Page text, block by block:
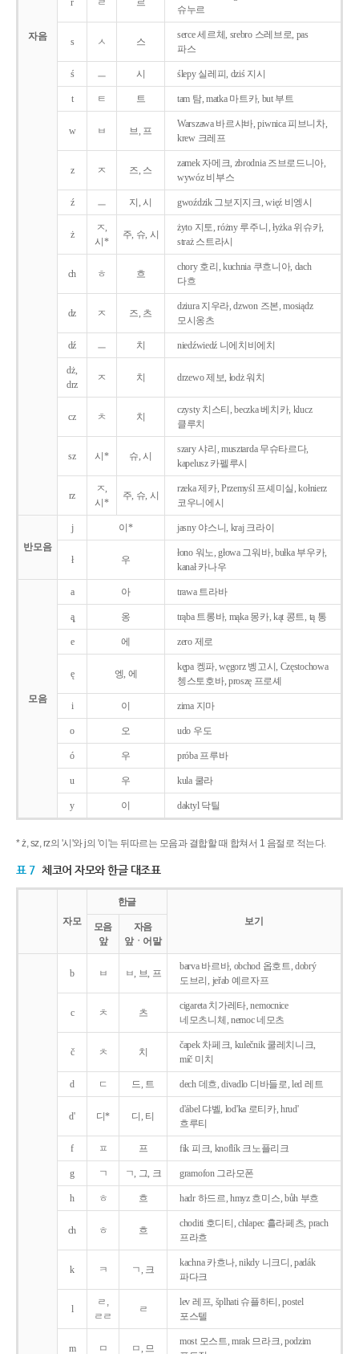
자음
r ㄹ 르
슈누르
s ㅅ 스
serce 세르체, srebro 스레브로, pas
파스
ś ㅡ 시 ślepy 실레피, dziś 지시
t ㅌ 트 tam 탐, matka 마트카, but 부트
w ㅂ 브, 프
Warszawa 바르샤바, piwnica 피브니차,
krew 크레프
z ㅈ 즈, 스
zamek 자메크, zbrodnia 즈브로드니아,
wywóz 비부스
ź ㅡ 지, 시 gwoździk 그보지지크, więź 비엥시
ż
ㅈ,
시*
주, 슈, 시
żyto 지토, różny 루주니, łyżka 위슈카,
straż 스트라시
ch ㅎ 흐
chory 호리, kuchnia 쿠흐니아, dach
다흐
dz ㅈ 즈, 츠
dziura 지우라, dzwon 즈본, mosiądz
모시옹츠
dź ㅡ 치 niedźwiedź 니에치비에치
dż,
drz
ㅈ 치 drzewo 제보, łodż 워치
cz ㅊ 치
czysty 치스티, beczka 베치카, klucz
클루치
sz 시* 슈, 시
szary 샤리, musztarda 무슈타르다,
kapelusz 카펠루시
rz
ㅈ,
시*
주, 슈, 시
rzeka 제카, Przemyśl 프셰미실, kołnierz
코우니에시
반모음
j 이* jasny 야스니, kraj 크라이
ł 우
łono 워노, głowa 그워바, bułka 부우카,
kanał 카나우
모음
a 아 trawa 트라바
ą̨ 옹 trąba 트롱바, mąka 몽카, kąt 콩트, tą 통
e 에 zero 제로
ę 엥, 에
kępa 켕파, węgorz 벵고시, Częstochowa
쳉스토호바, proszę 프로셰
i 이 zima 지마
o 오 udo 우도
ó 우 próba 프루바
u 우 kula 쿨라
y 이 daktyl 닥틸
* ż, sz, rz의 '시'와 j의 '이'는 뒤따르는 모음과 결합할 때 합쳐서 1 음절로 적는다.
표 7 체코어 자모와 한글 대조표
자모
한글
보기
모음
앞
자음
앞ㆍ어말
b ㅂ ㅂ, 브, 프
barva 바르바, obchod 옵호트, dobrý
도브리, jeřab 예르자프
c ㅊ 츠
cigareta 치가레타, nemocnice
네모츠니체, nemoc 네모츠
č ㅊ 치
čapek 차페크, kulečnik 쿨레치니크,
míč 미치
d ㄷ 드, 트 dech 데흐, divadlo 디바들로, led 레트
d' 디* 디, 티
d'ábel 댜벨, lod'ka 로티카, hrud'
흐루티
f ㅍ 프 fík 피크, knoflík 크노플리크
g ㄱ ㄱ, 그, 크 gramofon 그라모폰
h ㅎ 흐 hadr 하드르, hmyz 흐미스, bůh 부흐
ch ㅎ 흐
choditi 호디티, chlapec 흘라페츠, prach
프라흐
k ㅋ ㄱ, 크
kachna 카흐나, nikdy 니크디, padák
파다크
l
ㄹ,
ㄹㄹ
ㄹ
lev 레프, šplhati 슈플하티, postel
포스텔
m ㅁ ㅁ, 므
most 모스트, mrak 므라크, podzim